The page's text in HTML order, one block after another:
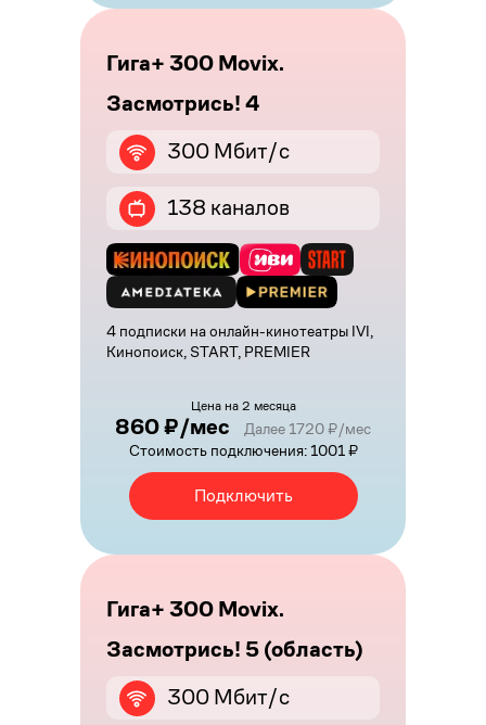
Гига+ 300 Movix.
Засмотрись! 4
300 Мбит/с
138 каналов
4 подписки на онлайн-кинотеатры IVI,
Кинопоиск, START, PREMIER
Цена на 2 месяца
860 ₽/мес
Далее 1720 ₽/мес
Стоимость подключения: 1001 ₽
Подключить
Гига+ 300 Movix.
Засмотрись! 5 (область)
300 Мбит/с